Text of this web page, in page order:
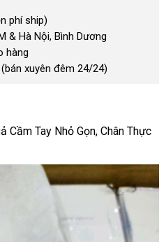
phí ship)
& Hà Nội, Bình Dương
hàng
(bán xuyên đêm 24/24)
Tay Nhỏ Gọn, Chân Thực